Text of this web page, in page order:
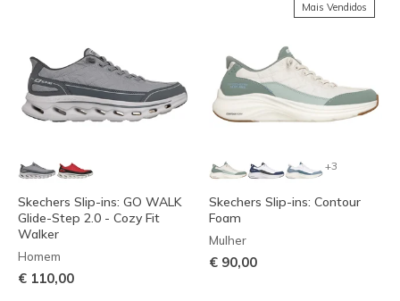
Skechers Slip-ins: GO WALK
Glide-Step 2.0 - Cozy Fit
Walker
Homem
€ 110,00
Mais Vendidos
+3
Skechers Slip-ins: Contour
Foam
Mulher
€ 90,00